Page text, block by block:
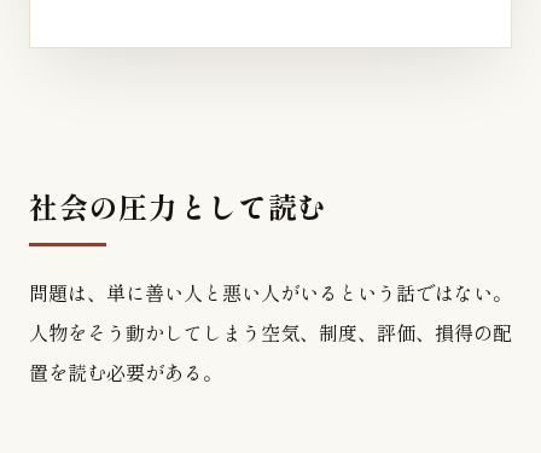
社会の圧力として読む
問題は、単に善い人と悪い人がいるという話ではない。
人物をそう動かしてしまう空気、制度、評価、損得の配
置を読む必要がある。